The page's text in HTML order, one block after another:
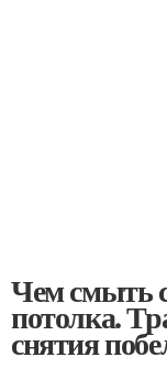
Чем смыть
потолка.
снятия